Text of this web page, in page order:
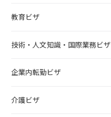
教育ビザ
技術・人文知識・国際業務ビザ
企業内転勤ビザ
介護ビザ